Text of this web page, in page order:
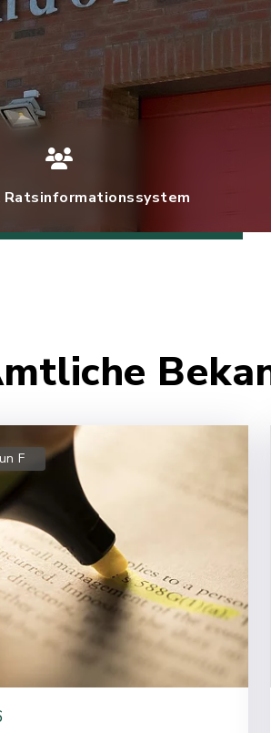
Ratsinformationssystem
F